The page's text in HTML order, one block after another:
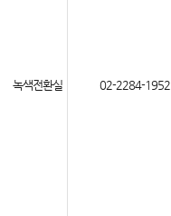
녹색전환실 02-2284-1952